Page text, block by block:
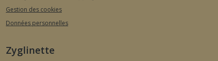
Gestion des cookies
Données personnelles
Zyglinette